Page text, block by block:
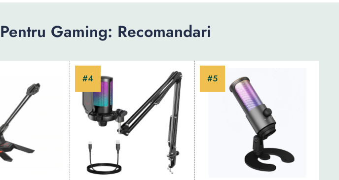
Gaming: Recomandari